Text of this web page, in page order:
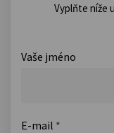
Vyplňte níže
Vaše jméno
E-mail *